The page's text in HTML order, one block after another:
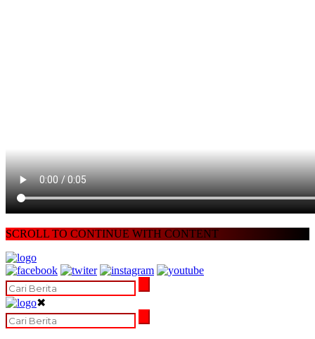
SCROLL TO CONTINUE WITH CONTENT
✖